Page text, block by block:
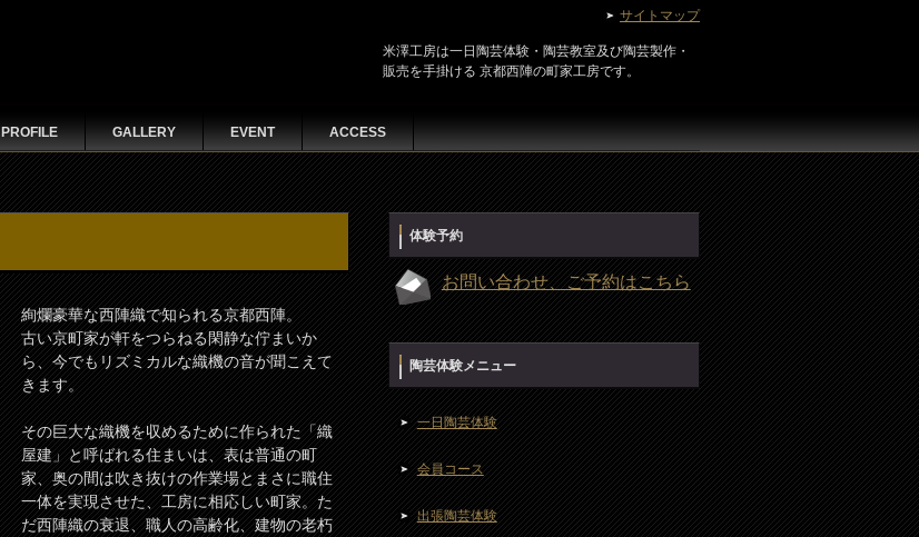
米澤工房は一日陶芸体験・陶芸教室及び陶芸製作・
販売を手掛ける 京都西陣の町家工房です。
PROFILE GALLERY EVENT ACCESS
絢爛豪華な西陣織で知られる京都西陣。
古い京町家が軒をつらねる閑静な佇まいか
ら、今でもリズミカルな織機の音が聞こえて
きます。
その巨大な織機を収めるために作られた「織
屋建」と呼ばれる住まいは、表は普通の町
家、奥の間は吹き抜けの作業場とまさに職住
一体を実現させた、工房に相応しい町家。た
だ西陣織の衰退、職人の高齢化、建物の老朽
体験予約
お問い合わせ、ご予約はこちら
陶芸体験メニュー
一日陶芸体験
会員コース
出張陶芸体験
サイトマップ